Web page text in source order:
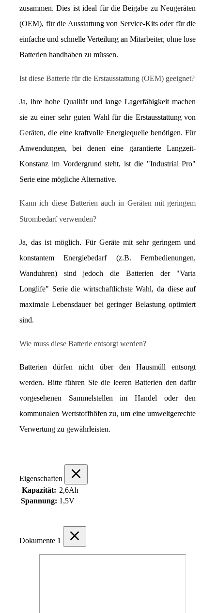
zusammen. Dies ist ideal für die Beigabe zu Neugeräten
(OEM), für die Ausstattung von Service-Kits oder für die
einfache und schnelle Verteilung an Mitarbeiter, ohne lose
Batterien handhaben zu müssen.
Ist diese Batterie für die Erstausstattung (OEM) geeignet?
Ja, ihre hohe Qualität und lange Lagerfähigkeit machen
sie zu einer sehr guten Wahl für die Erstausstattung von
Geräten, die eine kraftvolle Energiequelle benötigen. Für
Anwendungen, bei denen eine garantierte Langzeit-
Konstanz im Vordergrund steht, ist die "Industrial Pro"
Serie eine mögliche Alternative.
Kann ich diese Batterien auch in Geräten mit geringem
Strombedarf verwenden?
Ja, das ist möglich. Für Geräte mit sehr geringem und
konstantem Energiebedarf (z.B. Fernbedienungen,
Wanduhren) sind jedoch die Batterien der "Varta
Longlife" Serie die wirtschaftlichste Wahl, da diese auf
maximale Lebensdauer bei geringer Belastung optimiert
sind.
Wie muss diese Batterie entsorgt werden?
Batterien dürfen nicht über den Hausmüll entsorgt
werden. Bitte führen Sie die leeren Batterien den dafür
vorgesehenen Sammelstellen im Handel oder den
kommunalen Wertstoffhöfen zu, um eine umweltgerechte
Verwertung zu gewährleisten.
Eigenschaften
Kapazität: 2,6Ah
Spannung: 1,5V
Dokumente 1